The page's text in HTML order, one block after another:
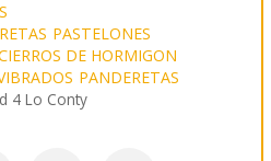
PASTELONES
DE HORMIGON
PANDERETAS
4 Lo Conty